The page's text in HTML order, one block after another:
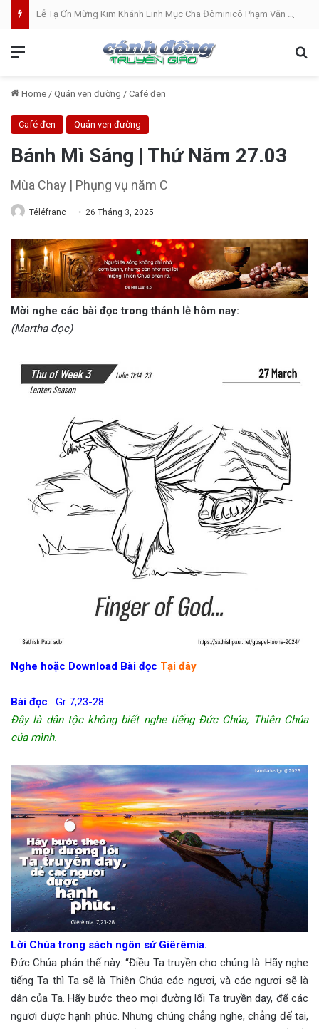
Lễ Tạ Ơn Mừng Kim Khánh Linh Mục Cha Đôminicô Phạm Văn Khâm tại Nhà Thờ Bắc Hòa Giáo Phận Mỹ Tho . 07.08.2026
Home / Quán ven đường / Café đen
Café đen Quán ven đường
Bánh Mì Sáng | Thứ Năm 27.03
Mùa Chay | Phụng vụ năm C
Téléfranc 26 Tháng 3, 2025
Mời nghe các bài đọc trong thánh lễ hôm nay:
(Martha đọc)
Nghe hoặc Download Bài đọc Tại đây
Bài đọc: Gr 7,23-28
Đây là dân tộc không biết nghe tiếng Đức Chúa, Thiên Chúa
của mình.
Lời Chúa trong sách ngôn sứ Giêrêmia.
Đức Chúa phán thế này: “Điều Ta truyền cho chúng là: Hãy nghe
tiếng Ta thì Ta sẽ là Thiên Chúa các ngươi, và các ngươi sẽ là
dân của Ta. Hãy bước theo mọi đường lối Ta truyền dạy, để các
ngươi được hạnh phúc. Nhưng chúng chẳng nghe, chẳng để tai,